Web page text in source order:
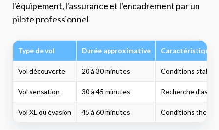
l'équipement, l'assurance et l'encadrement par un
pilote professionnel.
Type de vol Durée approximative Caractéristiques
Vol découverte 20 à 30 minutes Conditions
Vol sensation 30 à 45 minutes Recherche
Vol XL ou évasion 45 à 60 minutes Conditions